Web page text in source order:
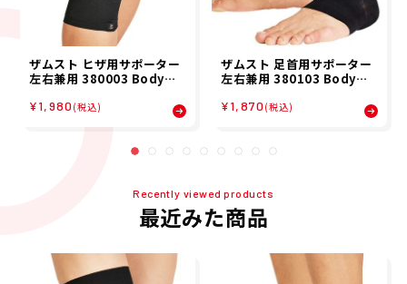
ザムスト ヒザ用サポーター
左右兼用 380003 Bodyma
¥1,980 (税込)
ザムスト 足首用サポーター
左右兼用 380103 Bodyma
¥1,870 (税込)
Recently viewed products
最近みた商品